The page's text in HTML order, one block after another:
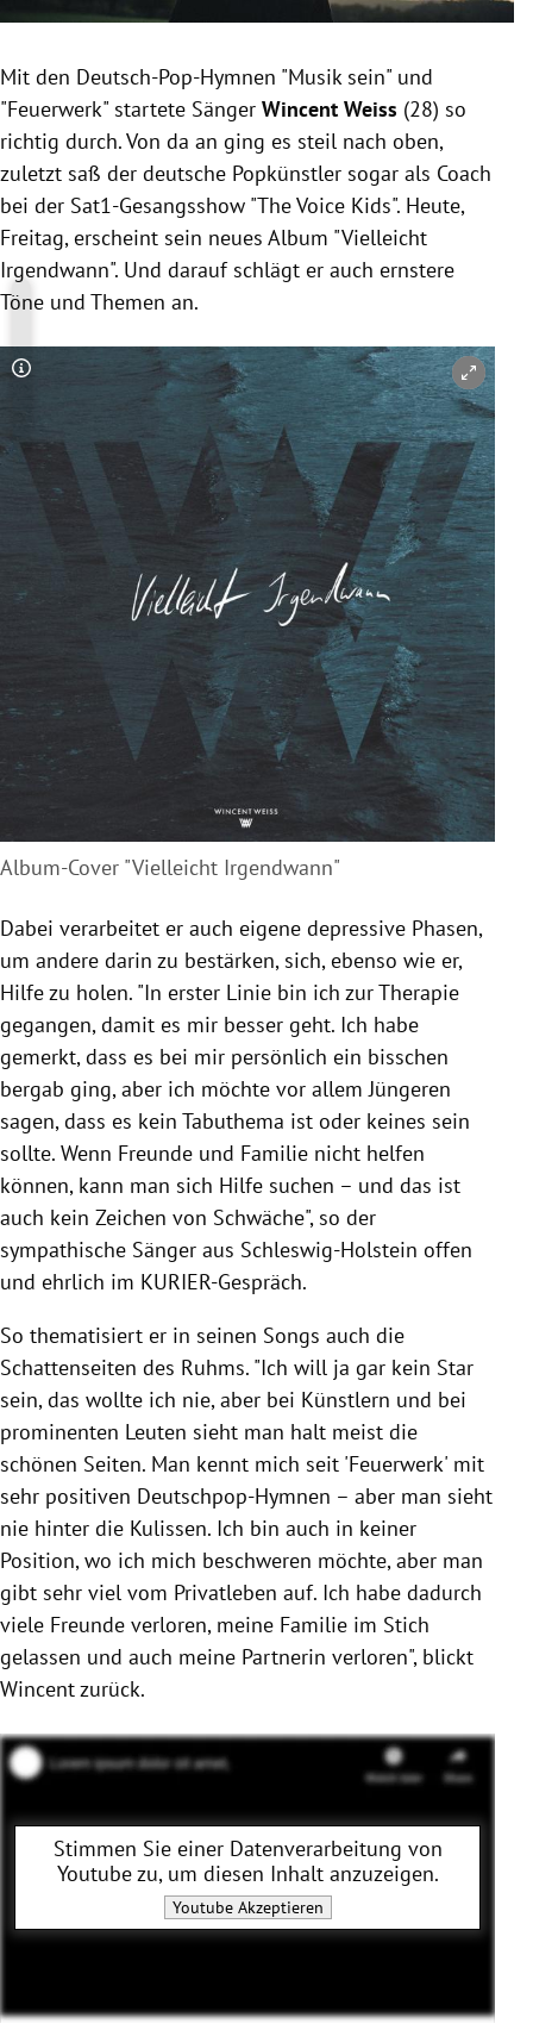
Untermenü
Mit den Deutsch-Pop-Hymnen "Musik sein" und
"Feuerwerk" startete Sänger Wincent Weiss (28) so
richtig durch. Von da an ging es steil nach oben,
zuletzt saß der deutsche Popkünstler sogar als Coach
bei der Sat1-Gesangsshow "The Voice Kids". Heute,
Freitag, erscheint sein neues Album "Vielleicht
Irgendwann". Und darauf schlägt er auch ernstere
Töne und Themen an.
Copyright-Hinweis öffnen/schließen
Album-Cover "Vielleicht Irgendwann"
Dabei verarbeitet er auch eigene depressive Phasen,
um andere darin zu bestärken, sich, ebenso wie er,
Hilfe zu holen. "In erster Linie bin ich zur Therapie
gegangen, damit es mir besser geht. Ich habe
gemerkt, dass es bei mir persönlich ein bisschen
bergab ging, aber ich möchte vor allem Jüngeren
sagen, dass es kein Tabuthema ist oder keines sein
sollte. Wenn Freunde und Familie nicht helfen
können, kann man sich Hilfe suchen – und das ist
auch kein Zeichen von Schwäche", so der
sympathische Sänger aus Schleswig-Holstein offen
und ehrlich im KURIER-Gespräch.
So thematisiert er in seinen Songs auch die
Schattenseiten des Ruhms. "Ich will ja gar kein Star
sein, das wollte ich nie, aber bei Künstlern und bei
prominenten Leuten sieht man halt meist die
schönen Seiten. Man kennt mich seit 'Feuerwerk' mit
sehr positiven Deutschpop-Hymnen – aber man sieht
nie hinter die Kulissen. Ich bin auch in keiner
Position, wo ich mich beschweren möchte, aber man
gibt sehr viel vom Privatleben auf. Ich habe dadurch
viele Freunde verloren, meine Familie im Stich
gelassen und auch meine Partnerin verloren", blickt
Wincent zurück.
Stimmen Sie einer Datenverarbeitung von
Youtubezu, um diesen Inhalt anzuzeigen.
YoutubeAkzeptieren